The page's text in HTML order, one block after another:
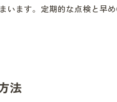
ます。定期的な点検と早
法